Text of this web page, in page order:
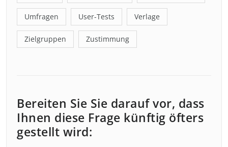
Umfragen User-Tests Verlage
Zielgruppen Zustimmung
Bereiten Sie Sie darauf vor, dass
Ihnen diese Frage künftig öfters
gestellt wird: